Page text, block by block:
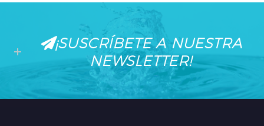
¡SUSCRÍBETE A NUESTRA
NEWSLETTER!